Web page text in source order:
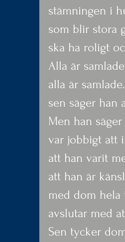
stämningen i
som blir stora
ska ha roligt
Alla är
alla är
sen säger han
Men han
var jobbigt att
att han varit
att han är
med dom hela
avslutar med
Sen tycker